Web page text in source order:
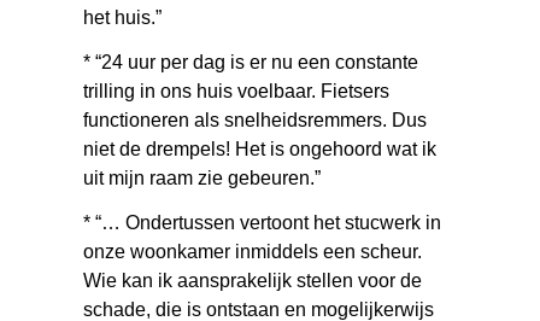
het huis.”
* “24 uur per dag is er nu een constante
trilling in ons huis voelbaar. Fietsers
functioneren als snelheidsremmers. Dus
niet de drempels! Het is ongehoord wat ik
uit mijn raam zie gebeuren.”
* “… Ondertussen vertoont het stucwerk in
onze woonkamer inmiddels een scheur.
Wie kan ik aansprakelijk stellen voor de
schade, die is ontstaan en mogelijkerwijs